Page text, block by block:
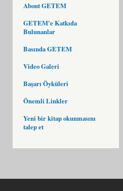
About GETEM
GETEM'e Katkıda
Bulunanlar
Basında GETEM
Video Galeri
Başarı Öyküleri
Önemli Linkler
Yeni bir kitap okunmasını
talep et